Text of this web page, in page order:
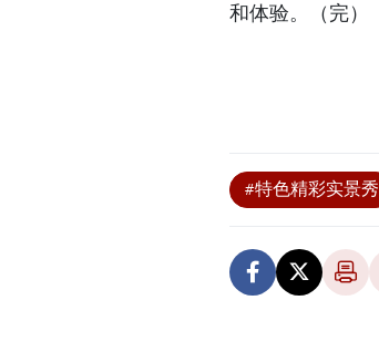
和体验。（完）
#特色精彩实景秀